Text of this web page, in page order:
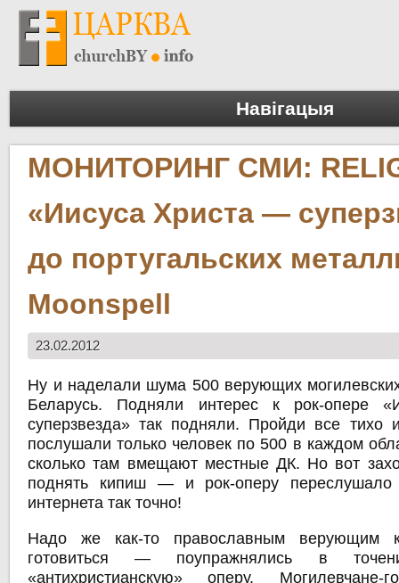
Навігацыя
МОНИТОРИНГ СМИ:
«Иисуса Христа —
до португальских
Moonspell
23.02.2012
Ну и наделали шума 500 верующих
Беларусь. Подняли интерес к рок-опере
суперзвезда» так подняли. Пройди все
послушали только человек по 500 в каждом
сколько там вмещают местные ДК. Но вот
поднять кипиш — и рок-оперу переслушало
интернета так точно!
Надо же как-то православным верующим
готовиться — поупражнялись в
«антихристианскую» оперу. Могилевчане-